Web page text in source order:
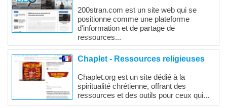
200stran.com est un site web qui se
positionne comme une plateforme
d'information et de partage de
ressources...
Chaplet - Ressources religieuses
Chaplet.org est un site dédié à la
spiritualité chrétienne, offrant des
ressources et des outils pour ceux qui...